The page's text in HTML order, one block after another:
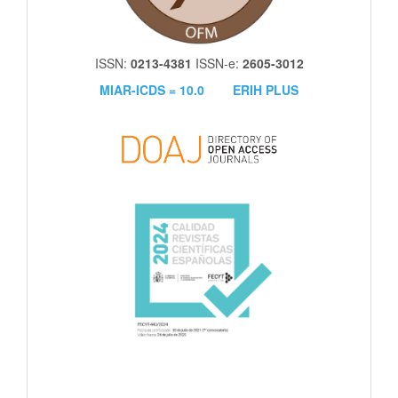
ISSN: 0213-4381 ISSN-e: 2605-3012
MIAR-ICDS = 10.0
ERIH PLUS